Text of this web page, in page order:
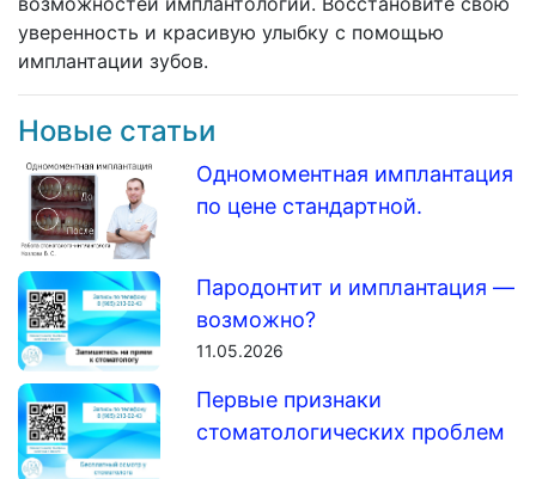
уверенность и красивую улыбку с помощью
имплантации зубов.
Новые статьи
Одномоментная имплантация
по цене стандартной.
Пародонтит и имплантация —
возможно?
11.05.2026
Первые признаки
стоматологических проблем